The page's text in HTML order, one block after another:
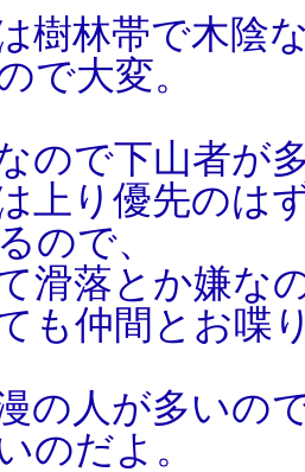
樹林帯で木陰
で大変。
ので下山者が
上り優先のは
ので、
滑落とか嫌な
も仲間とお喋
の人が多いの
のだよ。